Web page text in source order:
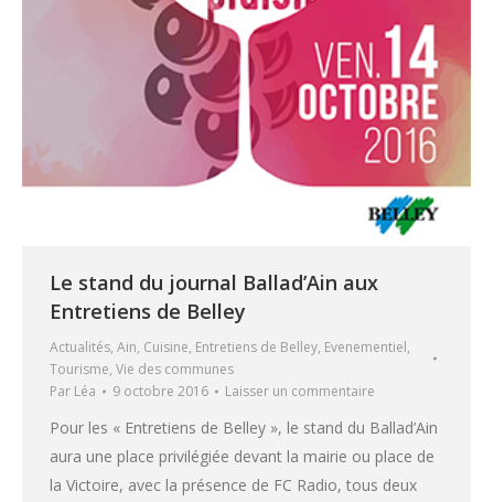
Le stand du journal Ballad’Ain aux
Entretiens de Belley
Actualités, Ain, Cuisine, Entretiens de Belley, Evenementiel,
Tourisme, Vie des communes
Par Léa 9 octobre 2016 Laisser un commentaire
Pour les « Entretiens de Belley », le stand du Ballad’Ain
aura une place privilégiée devant la mairie ou place de
la Victoire, avec la présence de FC Radio, tous deux